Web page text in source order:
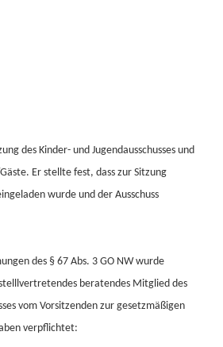
des Kinder- und Jugendausschusses und
Er stellte fest, dass zur Sitzung
wurde und der Ausschuss
des § 67 Abs. 3 GO NW wurde
beratendes Mitglied des
vom Vorsitzenden zur gesetzmäßigen
verpflichtet: